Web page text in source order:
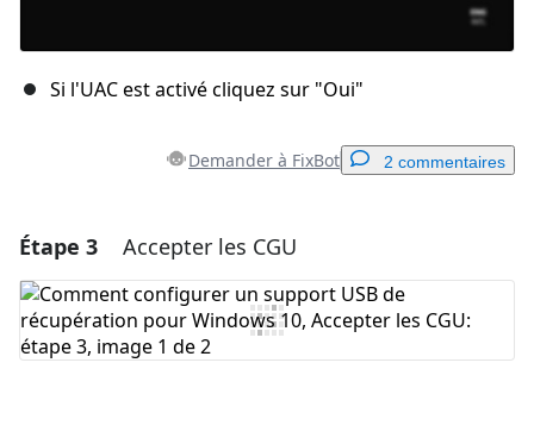
Si l'UAC est activé cliquez sur "Oui"
Demander à FixBot 2 commentaires
Ajouter un commentaire
Ajouter un commentaire
Étape 3 Accepter les CGU